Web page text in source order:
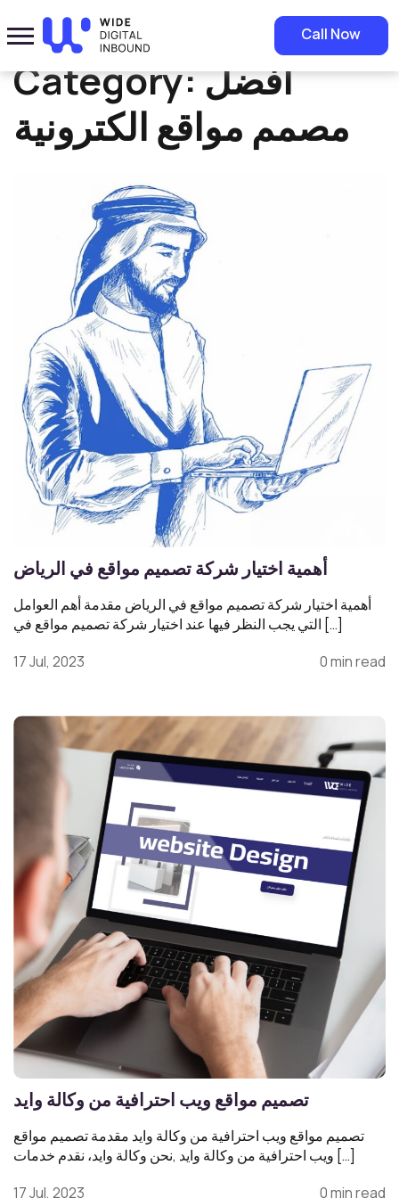
Call Now
Home» افضل مصمم مواقع الكترونية
Category:افضل
مصمم مواقع الكترونية
أهمية اختيار شركة تصميم مواقع في الرياض
أهمية اختيار شركة تصميم مواقع في الرياض مقدمة أهم العوامل
التي يجب النظر فيها عند اختيار شركة تصميم مواقع في […]
17 Jul, 2023
0 min read
تصميم مواقع ويب احترافية من وكالة وايد
تصميم مواقع ويب احترافية من وكالة وايد مقدمة تصميم مواقع
ويب احترافية من وكالة وايد ,نحن وكالة وايد، نقدم خدمات […]
17 Jul, 2023
0 min read